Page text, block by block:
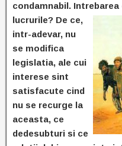
condamnabil. Intrebarea
lucrurile? De ce,
intr-adevar, nu
se modifica
legislatia, ale cui
interese sint
satisfacute cind
nu se recurge la
aceasta, ce
dedesubturi si ce